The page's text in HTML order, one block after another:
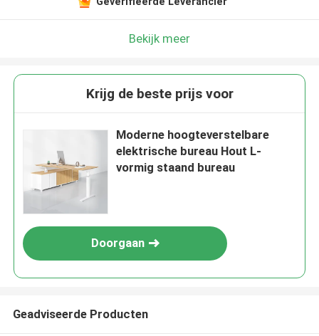
Bekijk meer
Krijg de beste prijs voor
Moderne hoogteverstelbare
elektrische bureau Hout L-
vormig staand bureau
Doorgaan
Geadviseerde Producten